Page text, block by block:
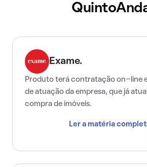
Exame.
Produto terá contratação on-line
de atuação da empresa, que já
compra de imóveis.
Ler a matéria